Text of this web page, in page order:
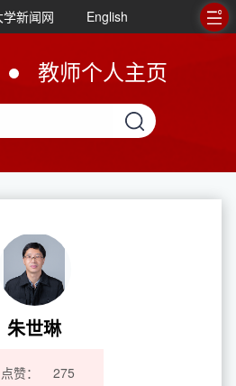
新闻网 English
教师个人主页
朱世琳
点赞： 275